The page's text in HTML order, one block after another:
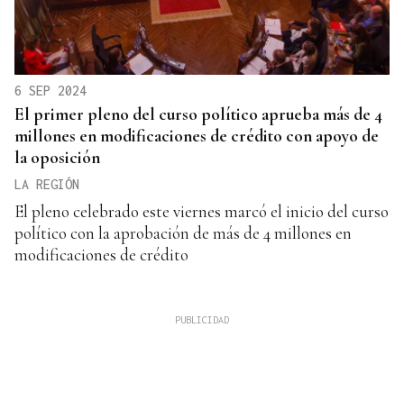
6 SEP 2024
El primer pleno del curso político aprueba más de 4
millones en modificaciones de crédito con apoyo de
la oposición
LA REGIÓN
El pleno celebrado este viernes marcó el inicio del curso
político con la aprobación de más de 4 millones en
modificaciones de crédito